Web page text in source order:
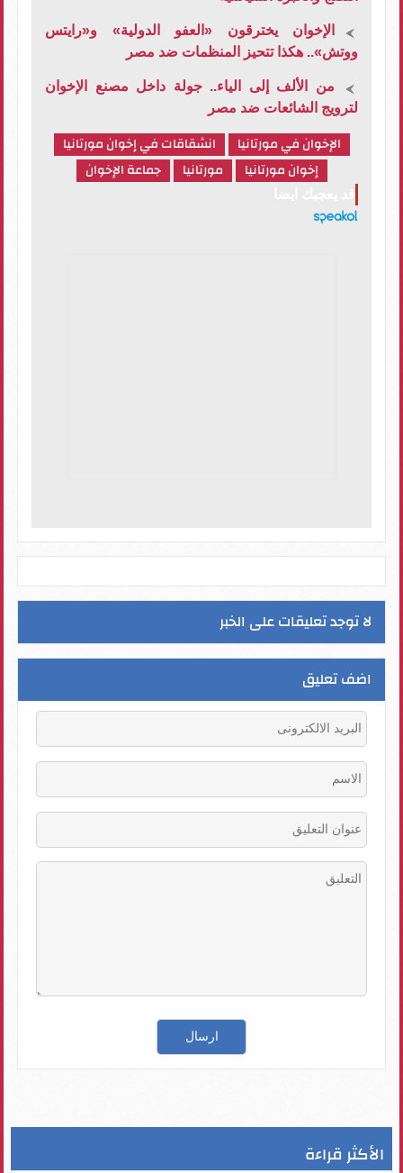
الإخوان يخترقون «العفو الدولية» و«رايتس
ووتش».. هكذا تتحيز المنظمات ضد مصر
من الألف إلى الياء.. جولة داخل مصنع الإخوان
لترويج الشائعات ضد مصر
الإخوان في مورتانيا
انشقاقات في إخوان مورتانيا
إخوان مورتانيا
مورتانيا جماعة الإخوان
لا توجد تعليقات على الخبر
اضف تعليق
الأكثر قراءة